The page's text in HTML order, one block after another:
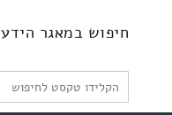
חיפוש במאגר הידע
חיפוש